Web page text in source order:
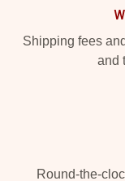
Shipping fees
and
Round-the-